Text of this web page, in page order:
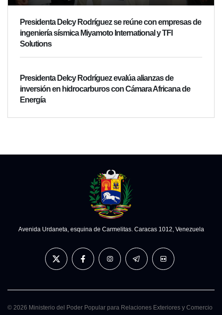
Presidenta Delcy Rodríguez se reúne con empresas de
ingeniería sísmica Miyamoto International y TFI
Solutions
Presidenta Delcy Rodríguez evalúa alianzas de
inversión en hidrocarburos con Cámara Africana de
Energía
Avenida Urdaneta, esquina de Carmelitas. Caracas 1012, Venezuela
© 2026 Ministerio del Poder Popular para Relaciones Exteriores y Comercio